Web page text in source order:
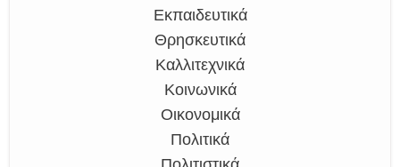
Εκπαιδευτικά
Θρησκευτικά
Καλλιτεχνικά
Κοινωνικά
Οικονομικά
Πολιτικά